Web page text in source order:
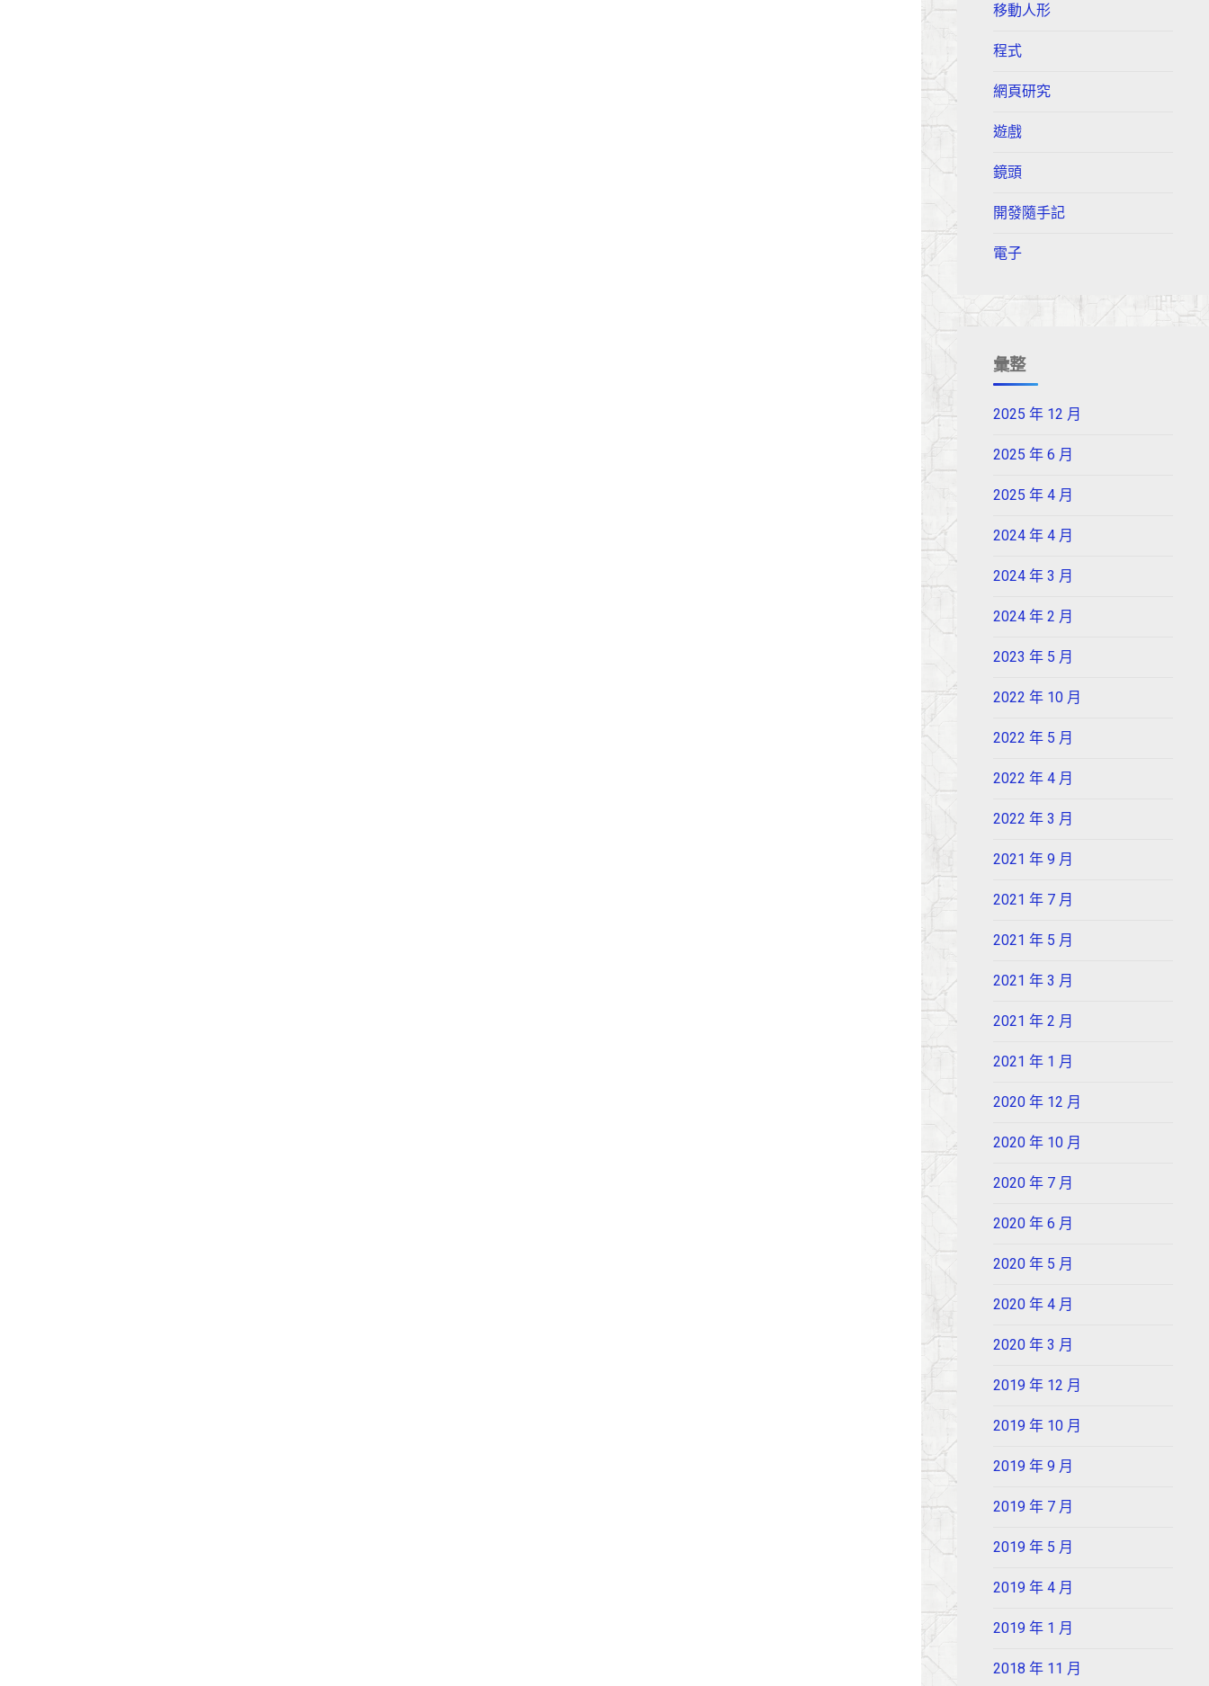
移動人形
程式
網頁研究
遊戲
鏡頭
開發隨手記
電子
彙整
2025 年 12 月
2025 年 6 月
2025 年 4 月
2024 年 4 月
2024 年 3 月
2024 年 2 月
2023 年 5 月
2022 年 10 月
2022 年 5 月
2022 年 4 月
2022 年 3 月
2021 年 9 月
2021 年 7 月
2021 年 5 月
2021 年 3 月
2021 年 2 月
2021 年 1 月
2020 年 12 月
2020 年 10 月
2020 年 7 月
2020 年 6 月
2020 年 5 月
2020 年 4 月
2020 年 3 月
2019 年 12 月
2019 年 10 月
2019 年 9 月
2019 年 7 月
2019 年 5 月
2019 年 4 月
2019 年 1 月
2018 年 11 月